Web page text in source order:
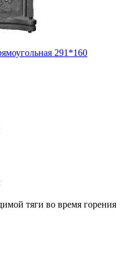
291*160
тяги во время горения